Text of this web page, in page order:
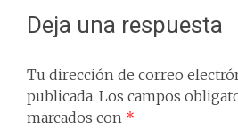
Deja una respuesta
Tu dirección de correo
publicada. Los campos
marcados con *